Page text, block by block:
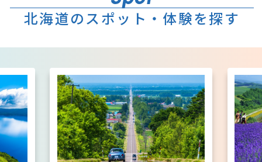
特集 スポット・体験
モデルコース エリアガイド
グルメ 旅の予約
アクセス
北海道のスポット・体験を探す